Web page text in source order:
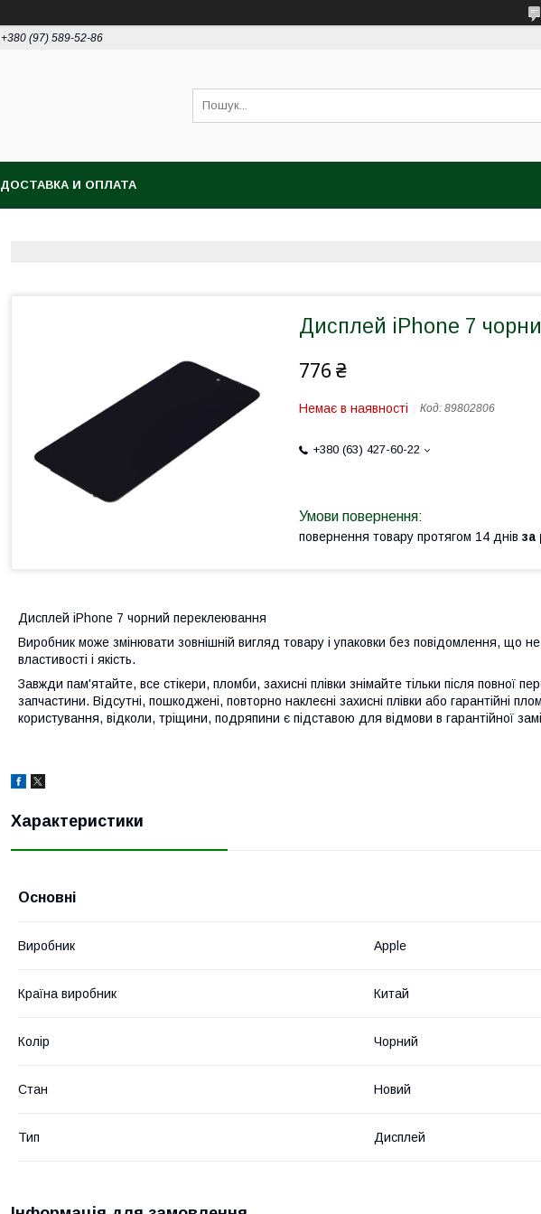
+380 (97) 589-52-86
ДОСТАВКА И ОПЛАТА
Дисплей iPhone 7
776 ₴
Немає в наявності Код: 89802806
+380 (63) 427-60-22
повернення товару протягом 14 днів за
Дисплей iPhone 7 чорний переклеювання
Виробник може змінювати зовнішній вигляд товару і упаковки без повідомлення, що не
властивості і якість.
Завжди пам'ятайте, все стікери, пломби, захисні плівки знімайте тільки після повної
запчастини. Відсутні, пошкоджені, повторно наклеєні захисні плівки або гарантійні
користування, відколи, тріщини, подряпини є підставою для відмови в гарантійної
Характеристики
Основні
Виробник Apple
Країна виробник Китай
Колір Чорний
Стан Новий
Тип Дисплей